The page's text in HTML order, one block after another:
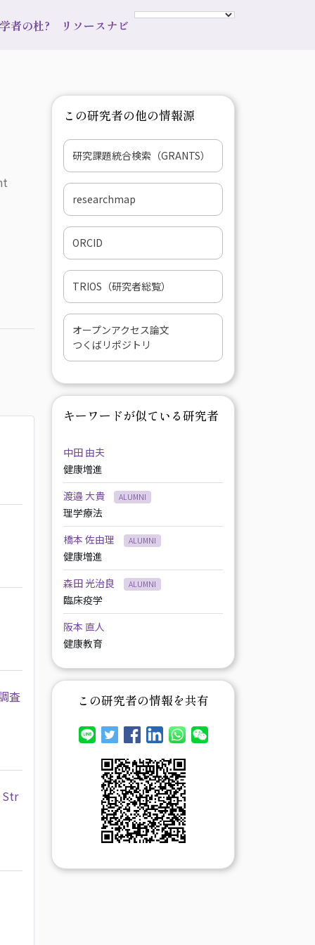
者の杜? リソースナビ
査
Str
この研究者の他の情報源
研究課題統合検索（GRANTS）
researchmap
ORCID
TRIOS（研究者総覧）
オープンアクセス論文
つくばリポジトリ
キーワードが似ている研究者
中田 由夫
健康増進
渡邉 大貴
ALUMNI
理学療法
橋本 佐由理
ALUMNI
健康増進
森田 光治良
ALUMNI
臨床疫学
阪本 直人
健康教育
この研究者の情報を共有